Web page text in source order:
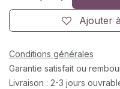
Ajouter
Conditions générales
Garantie satisfait ou
Livraison : 2-3 jours